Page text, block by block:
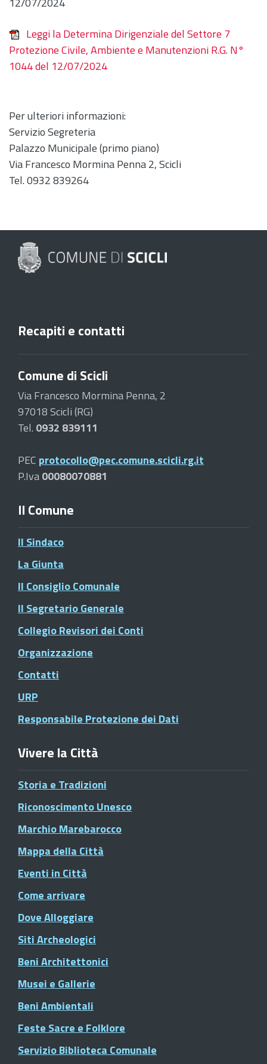
Leggi la Determina Dirigenziale del Settore 7
Protezione Civile, Ambiente e Manutenzioni R.G. N°
1044 del 12/07/2024
Per ulteriori informazioni:
Servizio Segreteria
Palazzo Municipale (primo piano)
Via Francesco Mormina Penna 2, Scicli
Tel. 0932 839264
Recapiti e contatti
Comune di Scicli
Via Francesco Mormina Penna, 2
97018 Scicli (RG)
Tel. 0932 839111
PEC protocollo@pec.comune.scicli.rg.it
P.Iva00080070881
Il Comune
Il Sindaco
La Giunta
Il Consiglio Comunale
Il Segretario Generale
Collegio Revisori dei Conti
Organizzazione
Contatti
URP
Responsabile Protezione dei Dati
Vivere la Città
Storia e Tradizioni
Riconoscimento Unesco
Marchio Marebarocco
Mappa della Città
Eventi in Città
Come arrivare
Dove Alloggiare
Siti Archeologici
Beni Architettonici
Musei e Gallerie
Beni Ambientali
Feste Sacre e Folklore
Servizio Biblioteca Comunale